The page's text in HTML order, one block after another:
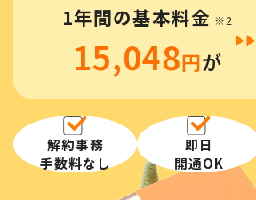
1年間の基本料金 ※2
15,048円が
解約事務
手数料なし
即日
開通OK